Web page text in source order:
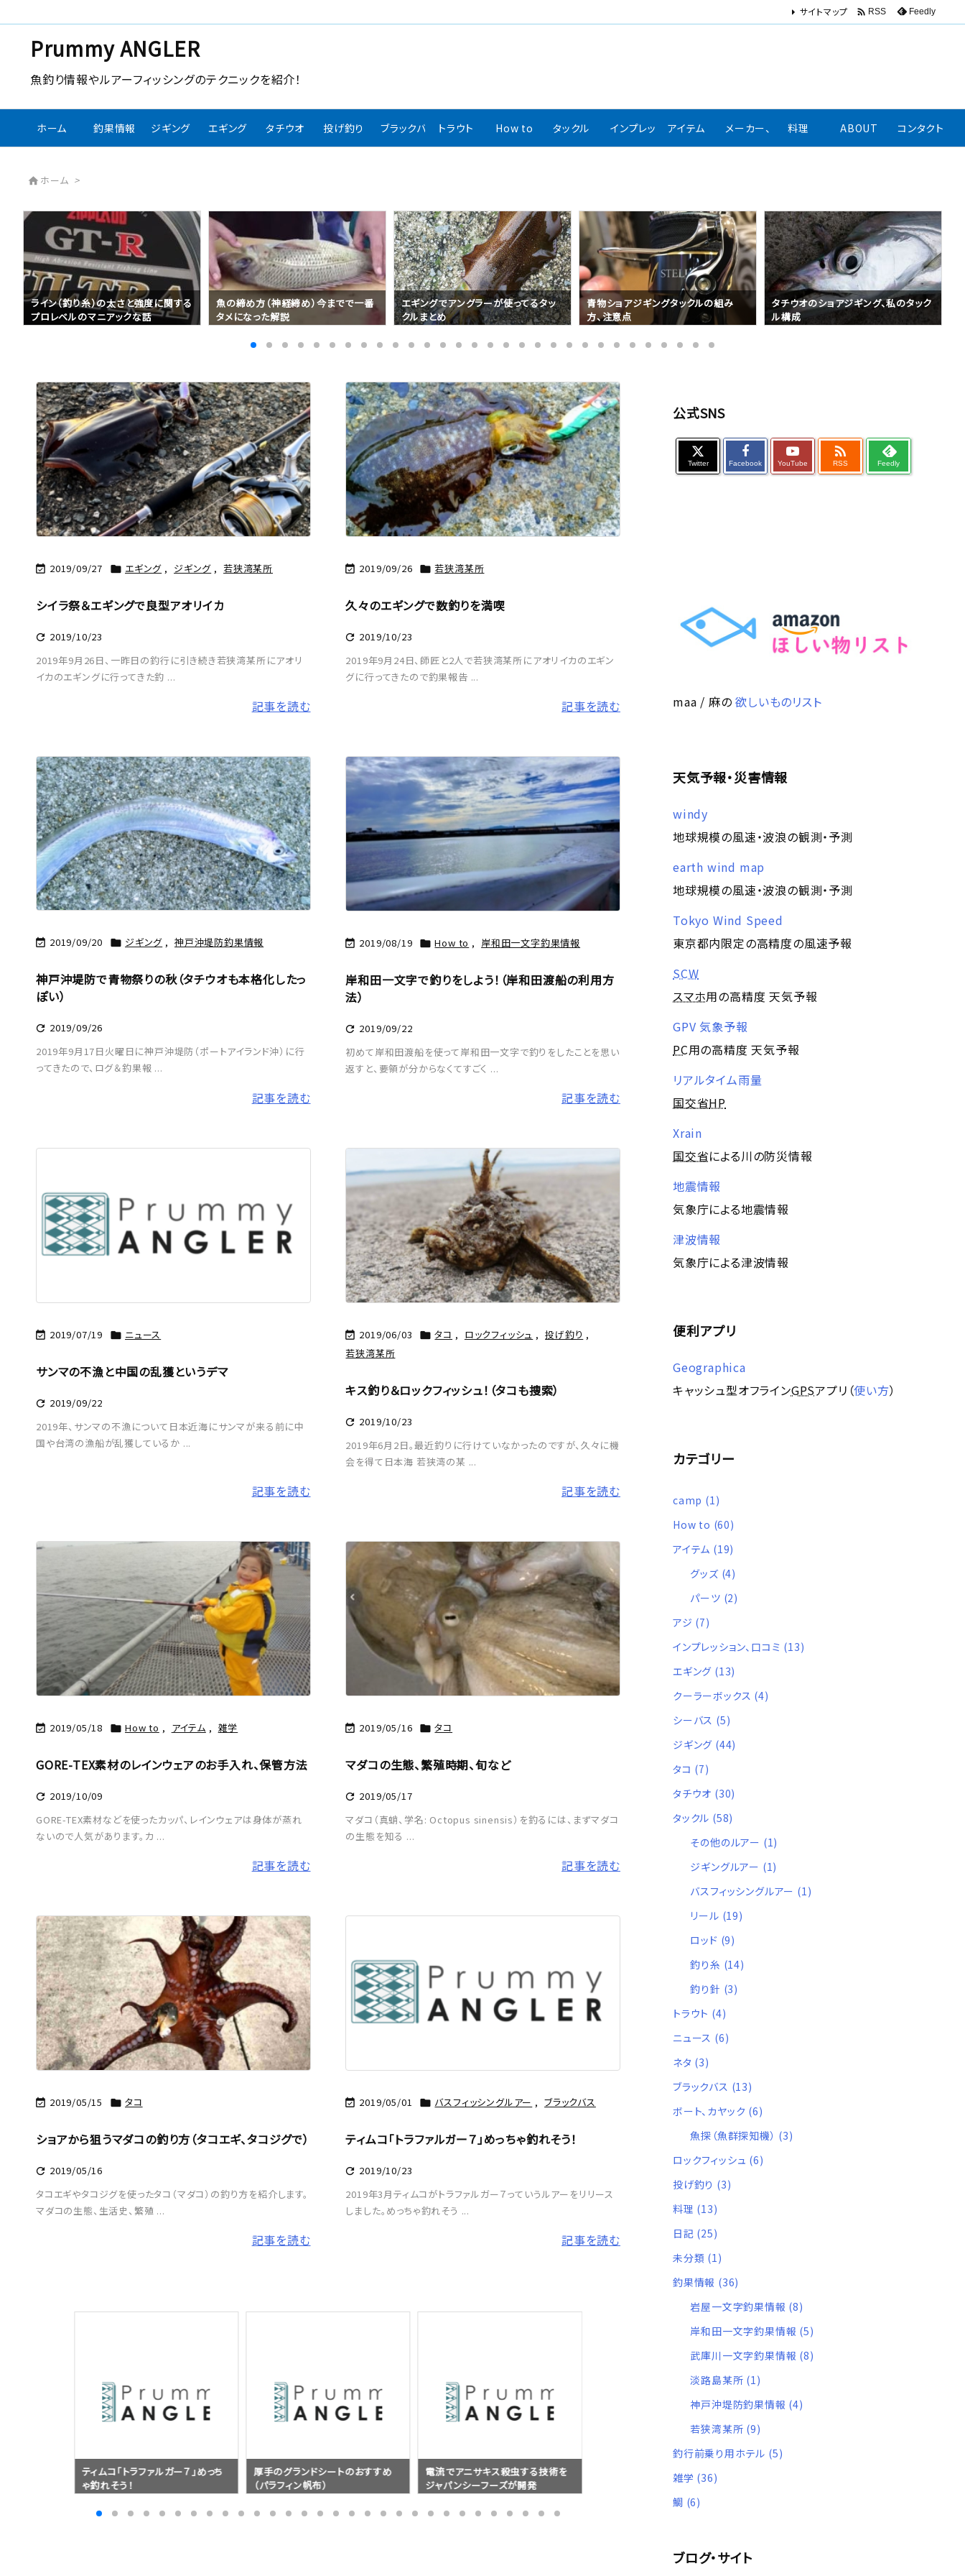
Prummy ANGLER
魚釣り情報やルアーフィッシングのテクニックを紹介！
ホーム 釣果情報 ジギング エギング タチウオ 投げ釣り ブラックバス トラウト How to タックル インプレッション、口コミ
アイテム メーカー、著名人リンク集
料理 ABOUT コンタクト
サイトマップ  RSS Feedly
 ホーム >
魚の締め方（神経締め）今までで一番
タメになった解説
エギングでアングラーが使ってるタッ
クルまとめ
青物ショアジギングタックルの組み
方、注意点
タチウオのショアジギング、私のタック
ル構成
オフショアジギング用クーラーボック
スおすすめランキング4選
 2019/09/27  エギング , ジギング , 若狭湾某所
シイラ祭＆エギングで良型アオリイカ
 2019/10/23
2019年9月26日、一昨日の釣行に引き続き若狭湾某所にアオリ
イカのエギングに行ってきた釣 ...
記事を読む
 2019/09/26  若狭湾某所
久々のエギングで数釣りを満喫
 2019/10/23
2019年9月24日、師匠と2人で若狭湾某所にアオリイカのエギン
グに行ってきたので釣果報告 ...
記事を読む
 2019/09/20  ジギング , 神戸沖堤防釣果情報
神戸沖堤防で青物祭りの秋（タチウオも本格化したっ
ぽい）
 2019/09/26
2019年9月17日火曜日に神戸沖堤防（ポートアイランド沖）に行
ってきたので、ログ＆釣果報 ...
記事を読む
 2019/08/19  How to , 岸和田一文字釣果情報
岸和田一文字で釣りをしよう！（岸和田渡船の利用方
法）
 2019/09/22
初めて岸和田渡船を使って岸和田一文字で釣りをしたことを思い
返すと、要領が分からなくてすごく ...
記事を読む
 2019/07/19  ニュース
サンマの不漁と中国の乱獲というデマ
 2019/09/22
2019年、サンマの不漁について日本近海にサンマが来る前に中
国や台湾の漁船が乱獲しているか ...
記事を読む
 2019/06/03  タコ , ロックフィッシュ , 投げ釣り ,
若狭湾某所
キス釣り＆ロックフィッシュ！（タコも捜索）
 2019/10/23
2019年6月2日。最近釣りに行けていなかったのですが、久々に機
会を得て日本海 若狭湾の某 ...
記事を読む
 2019/05/18  How to , アイテム , 雑学
GORE-TEX素材のレインウェアのお手入れ、保管方法
 2019/10/09
GORE-TEX素材などを使ったカッパ、レインウェアは身体が蒸れ
ないので人気があります。カ ...
記事を読む
 2019/05/16  タコ
マダコの生態、繁殖時期、旬など
 2019/05/17
マダコ（真蛸、学名: Octopus sinensis）を釣るには、まずマダコ
の生態を知る ...
記事を読む
 2019/05/15  タコ
ショアから狙うマダコの釣り方（タコエギ、タコジグで）
 2019/05/16
タコエギやタコジグを使ったタコ（マダコ）の釣り方を紹介します。
マダコの生態、生活史、繁殖 ...
記事を読む
 2019/05/01  バスフィッシングルアー , ブラックバス
ティムコ「トラファルガー７」めっちゃ釣れそう！
 2019/10/23
2019年3月ティムコがトラファルガー７っていうルアーをリリース
しました。めっちゃ釣れそう ...
記事を読む
厚手のグランドシートのおすすめ
（パラフィン帆布）
電流でアニサキス殺虫する技術を
ジャパンシーフーズが開発
【見たらアカン】角材の切れ端でも
バスは釣れるのか？検証した動画
プロは目隠しでも18ステラと20ツ
インパワーを巻き心地だけで見分
公式SNS
Twitter Facebook YouTube

RSS Feedly
maa / 麻の欲しいものリスト
天気予報・災害情報
windy
地球規模の風速・波浪の観測・予測
earth wind map
地球規模の風速・波浪の観測・予測
Tokyo Wind Speed
東京都内限定の高精度の風速予報
SCW
スマホ用の高精度 天気予報
GPV 気象予報
PC用の高精度 天気予報
リアルタイム雨量
国交省HP
Xrain
国交省による川の防災情報
地震情報
気象庁による地震情報
津波情報
気象庁による津波情報
便利アプリ
Geographica
キャッシュ型オフラインGPSアプリ（使い方）
カテゴリー
camp (1)
How to (60)
アイテム (19)
グッズ (4)
パーツ (2)
アジ (7)
インプレッション、口コミ (13)
エギング (13)
クーラーボックス (4)
シーバス (5)
ジギング (44)
タコ (7)
タチウオ (30)
タックル (58)
その他のルアー (1)
ジギングルアー (1)
バスフィッシングルアー (1)
リール (19)
ロッド (9)
釣り糸 (14)
釣り針 (3)
トラウト (4)
ニュース (6)
ネタ (3)
ブラックバス (13)
ボート、カヤック (6)
魚探（魚群探知機） (3)
ロックフィッシュ (6)
投げ釣り (3)
料理 (13)
日記 (25)
未分類 (1)
釣果情報 (36)
岩屋一文字釣果情報 (8)
岸和田一文字釣果情報 (5)
武庫川一文字釣果情報 (8)
淡路島某所 (1)
神戸沖堤防釣果情報 (4)
若狭湾某所 (9)
釣行前乗り用ホテル (5)
雑学 (36)
鯛 (6)
ブログ・サイト